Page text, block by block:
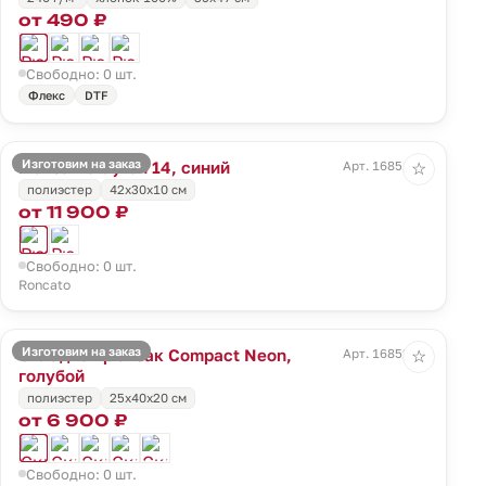
от 490 ₽
Свободно: 0 шт.
Флекс DTF
Изготовим на заказ
Рюкзак Clayton 14, синий
Арт. 16851.40
полиэстер
42x30x10 см
от 11 900 ₽
Свободно: 0 шт.
Roncato
☆
Изготовим на заказ
Складной рюкзак Compact Neon,
голубой
Арт. 16852.14
полиэстер 25x40x20 см
от 6 900 ₽
Свободно: 0 шт.
☆